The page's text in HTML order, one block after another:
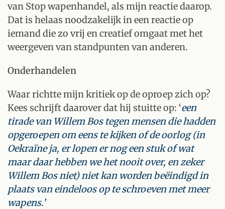
van Stop wapenhandel, als mijn reactie daarop.
Dat is helaas noodzakelijk in een reactie op
iemand die zo vrij en creatief omgaat met het
weergeven van standpunten van anderen.
Onderhandelen
Waar richtte mijn kritiek op de oproep zich op?
Kees schrijft daarover dat hij stuitte op: ‘een
tirade van Willem Bos tegen mensen die hadden
opgeroepen om eens te kijken of de oorlog (in
Oekraïne ja, er lopen er nog een stuk of wat
maar daar hebben we het nooit over, en zeker
Willem Bos niet) niet kan worden beëindigd in
plaats van eindeloos op te schroeven met meer
wapens.’